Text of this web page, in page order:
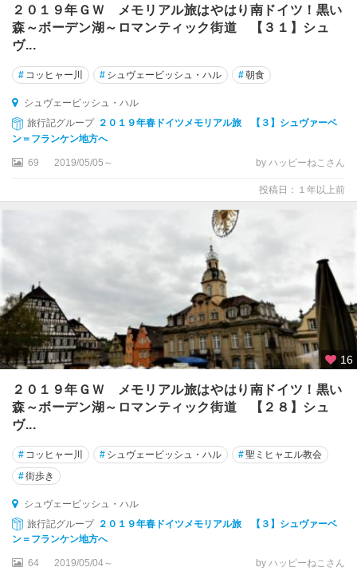
ッ
フ
ェ
ン
ブ
ル
ク
ル
フ
ン
ス
バ
ハ
ア
ー
ヘ
ン
イ
エ
ナ
２０１９年ＧＷ メモリアル旅はやはり南ドイツ！黒い
森～ボーデン湖～ロマンティック街道 【３１】シュ
ヴ...
# コッヒャー川 # シュヴェービッシュ・ハル #朝食
シュヴェービッシュ・ハル
旅行記グループ ２０１９年春ドイツメモリアル旅 【３】シュヴァーベ
ン＝フランケン地方へ
69 2019/05/05～ by ハッピーねこさん
投稿日：１年以上前
16
２０１９年ＧＷ メモリアル旅はやはり南ドイツ！黒い
森～ボーデン湖～ロマンティック街道 【２８】シュ
ヴ...
# コッヒャー川 # シュヴェービッシュ・ハル #聖ミヒャエル教会
#街歩き
シュヴェービッシュ・ハル
旅行記グループ ２０１９年春ドイツメモリアル旅 【３】シュヴァーベ
ン＝フランケン地方へ
64 2019/05/04～ by ハッピーねこさん